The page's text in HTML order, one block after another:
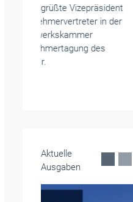
Handwerkskammer
Landesregierung
zum Bürokratieabbau
Mai 2026